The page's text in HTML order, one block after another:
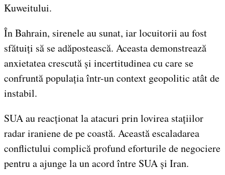
Kuweitului.
În Bahrain, sirenele au sunat, iar locuitorii au fost
sfătuiți să se adăpostească. Aceasta demonstrează
anxietatea crescută și incertitudinea cu care se
confruntă populația într-un context geopolitic atât de
instabil.
SUA au reacționat la atacuri prin lovirea stațiilor
radar iraniene de pe coastă. Această escaladarea
conflictului complică profund eforturile de negociere
pentru a ajunge la un acord între SUA și Iran.